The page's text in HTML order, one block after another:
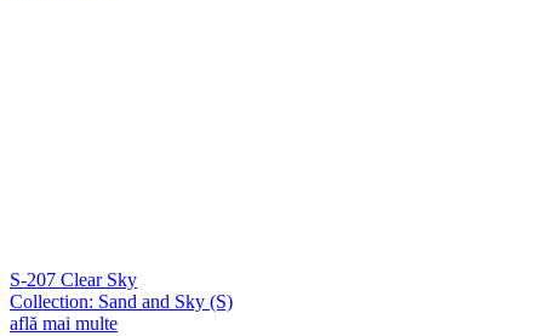
S-207 Clear Sky
Collection: Sand and Sky (S)
află mai multe